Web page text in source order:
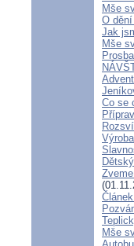
Mše
O
Jak
Mše
Co se
Mše